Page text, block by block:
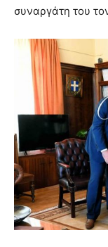
συναργάτη του